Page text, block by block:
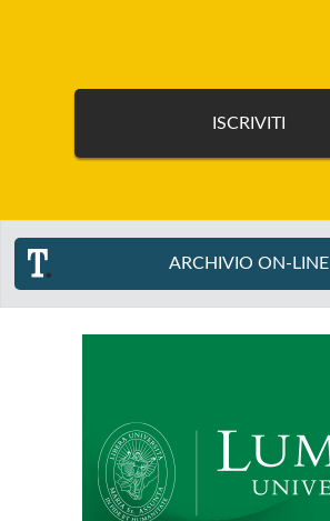
ARCHIVIO ON-LINE